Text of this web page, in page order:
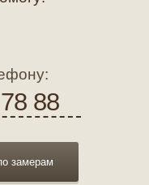
88
замерам